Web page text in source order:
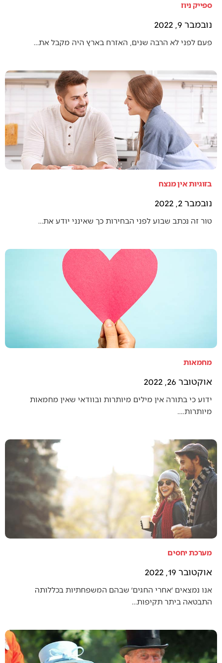
ספייק ניוז
נובמבר 9, 2022
פעם לפני לא הרבה שנים, האזרח בארץ היה מקבל את…
בזוגיות אין מנצח
נובמבר 2, 2022
טור זה נכתב שבוע לפני הבחירות כך שאינני יודע את…
מחמאות
אוקטובר 26, 2022
ידוע כי בתורה אין מילים מיותרות ובוודאי שאין מחמאות
מיותרות.…
מערכת יחסים
אוקטובר 19, 2022
אנו נמצאים ׳אחרי החגים׳ שבהם המשפחתיות בכללותה
התבטאה ביתר תקיפות…